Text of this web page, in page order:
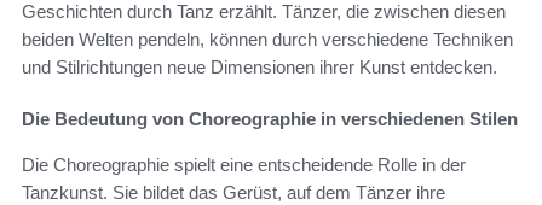
Geschichten durch Tanz erzählt. Tänzer, die zwischen diesen
beiden Welten pendeln, können durch verschiedene Techniken
und Stilrichtungen neue Dimensionen ihrer Kunst entdecken.
Die Bedeutung von Choreographie in verschiedenen Stilen
Die Choreographie spielt eine entscheidende Rolle in der
Tanzkunst. Sie bildet das Gerüst, auf dem Tänzer ihre